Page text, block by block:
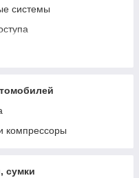
системы
аудиотрансляция
компрессоры
сумки